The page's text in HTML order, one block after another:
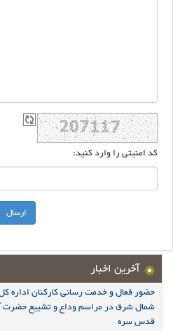
کد امنیتی را وارد کنید:
آخرین اخبار
حضور فعال و خدمت رسانی کارکنان اداره
شمال شرق در مراسم وداع و تشییع حضرت
قدس سره